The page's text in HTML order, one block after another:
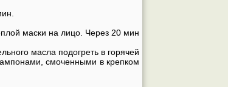
маски на лицо. Через 20 мин
масла подогреть в горячей
смоченными в крепком